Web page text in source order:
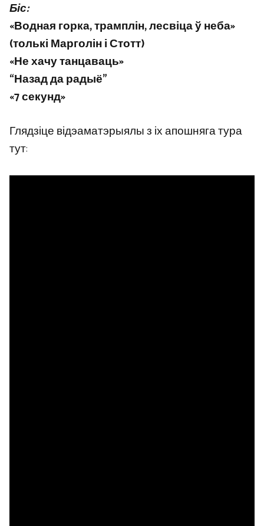
Біс:
«Водная горка, трамплін, лесвіца ў неба»
(толькі Марголін і Стотт)
«Не хачу танцаваць»
“Назад да радыё”
«7 секунд»
Глядзіце відэаматэрыялы з іх апошняга тура
тут: